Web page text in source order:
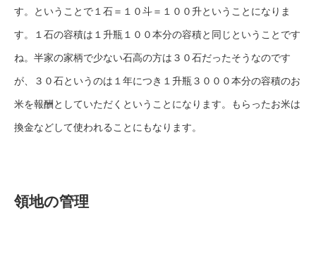
す。ということで１石＝１０斗＝１００升ということになりま
す。１石の容積は１升瓶１００本分の容積と同じということです
ね。半家の家柄で少ない石高の方は３０石だったそうなのです
が、３０石というのは１年につき１升瓶３０００本分の容積のお
米を報酬としていただくということになります。もらったお米は
換金などして使われることにもなります。
領地の管理